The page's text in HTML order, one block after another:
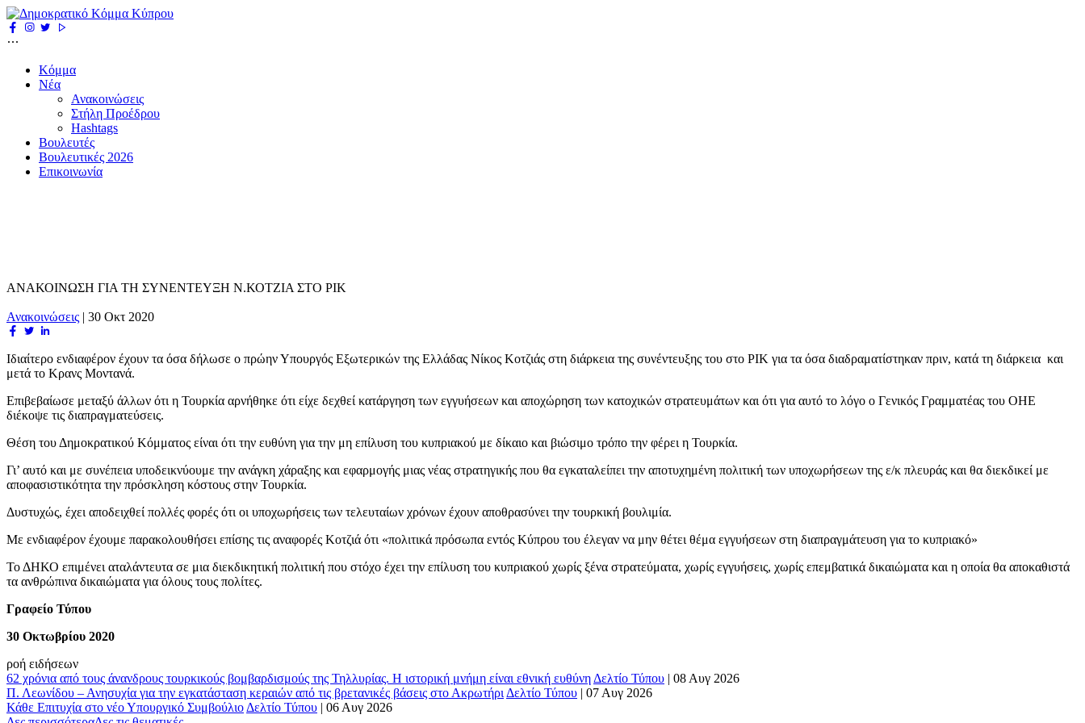
Κόμμα
Νέα
Ανακοινώσεις
Στήλη Προέδρου
Hashtags
Βουλευτές
Βουλευτικές 2026
Επικοινωνία
ΑΝΑΚΟΙΝΩΣΗ ΓΙΑ ΤΗ ΣΥΝΕΝΤΕΥΞΗ Ν.ΚΟΤΖΙΑ ΣΤΟ ΡΙΚ
Ανακοινώσεις | 30 Οκτ 2020
Ιδιαίτερο ενδιαφέρον έχουν τα όσα δήλωσε ο πρώην Υπουργός Εξωτερικών της Ελλάδας Νίκος Κοτζιάς στη διάρκεια της συνέντευξης του στο ΡΙΚ για τα όσα διαδραματίστηκαν πριν, κατά τη διάρκεια και
μετά το Κρανς Μοντανά.
Επιβεβαίωσε μεταξύ άλλων ότι η Τουρκία αρνήθηκε ότι είχε δεχθεί κατάργηση των εγγυήσεων και αποχώρηση των κατοχικών στρατευμάτων και ότι για αυτό το λόγο ο Γενικός Γραμματέας του ΟΗΕ
διέκοψε τις διαπραγματεύσεις.
Θέση του Δημοκρατικού Κόμματος είναι ότι την ευθύνη για την μη επίλυση του κυπριακού με δίκαιο και βιώσιμο τρόπο την φέρει η Τουρκία.
Γι’ αυτό και με συνέπεια υποδεικνύουμε την ανάγκη χάραξης και εφαρμογής μιας νέας στρατηγικής που θα εγκαταλείπει την αποτυχημένη πολιτική των υποχωρήσεων της ε/κ πλευράς και θα διεκδικεί με
αποφασιστικότητα την πρόσκληση κόστους στην Τουρκία.
Δυστυχώς, έχει αποδειχθεί πολλές φορές ότι οι υποχωρήσεις των τελευταίων χρόνων έχουν αποθρασύνει την τουρκική βουλιμία.
Με ενδιαφέρον έχουμε παρακολουθήσει επίσης τις αναφορές Κοτζιά ότι «πολιτικά πρόσωπα εντός Κύπρου του έλεγαν να μην θέτει θέμα εγγυήσεων στη διαπραγμάτευση για το κυπριακό»
Το ΔΗΚΟ επιμένει αταλάντευτα σε μια διεκδικητική πολιτική που στόχο έχει την επίλυση του κυπριακού χωρίς ξένα στρατεύματα, χωρίς εγγυήσεις, χωρίς επεμβατικά δικαιώματα και η οποία θα αποκαθιστά
τα ανθρώπινα δικαιώματα για όλους τους πολίτες.
Γραφείο Τύπου
30 Οκτωβρίου 2020
ροή ειδήσεων
62 χρόνια από τους άνανδρους τουρκικούς βομβαρδισμούς της Τηλλυρίας. Η ιστορική μνήμη είναι εθνική ευθύνη Δελτίο Τύπου | 08 Αυγ 2026
Π. Λεωνίδου – Ανησυχία για την εγκατάσταση κεραιών από τις βρετανικές βάσεις στο Ακρωτήρι Δελτίο Τύπου | 07 Αυγ 2026
Κάθε Επιτυχία στο νέο Υπουργικό Συμβούλιο Δελτίο Τύπου | 06 Αυγ 2026